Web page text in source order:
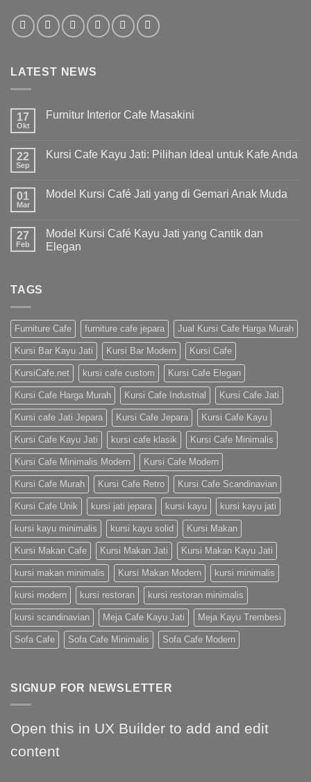
LATEST NEWS
17
Okt
Furnitur Interior Cafe Masakini
22
Sep
Kursi Cafe Kayu Jati: Pilihan Ideal untuk Kafe Anda
01
Mar
Model Kursi Café Jati yang di Gemari Anak Muda
27
Feb
Model Kursi Café Kayu Jati yang Cantik dan
Elegan
TAGS
Furniture Cafe furniture cafe jepara Jual Kursi Cafe Harga Murah
Kursi Bar Kayu Jati Kursi Bar Modern Kursi Cafe
KursiCafe.net kursi cafe custom Kursi Cafe Elegan
Kursi Cafe Harga Murah Kursi Cafe Industrial Kursi Cafe Jati
Kursi cafe Jati Jepara Kursi Cafe Jepara Kursi Cafe Kayu
Kursi Cafe Kayu Jati kursi cafe klasik Kursi Cafe Minimalis
Kursi Cafe Minimalis Modern Kursi Cafe Modern
Kursi Cafe Murah Kursi Cafe Retro Kursi Cafe Scandinavian
Kursi Cafe Unik kursi jati jepara kursi kayu kursi kayu jati
kursi kayu minimalis kursi kayu solid Kursi Makan
Kursi Makan Cafe Kursi Makan Jati Kursi Makan Kayu Jati
kursi makan minimalis Kursi Makan Modern kursi minimalis
kursi modern kursi restoran kursi restoran minimalis
kursi scandinavian Meja Cafe Kayu Jati Meja Kayu Trembesi
Sofa Cafe Sofa Cafe Minimalis Sofa Cafe Modern
SIGNUP FOR NEWSLETTER
Open this in UX Builder to add and edit
content